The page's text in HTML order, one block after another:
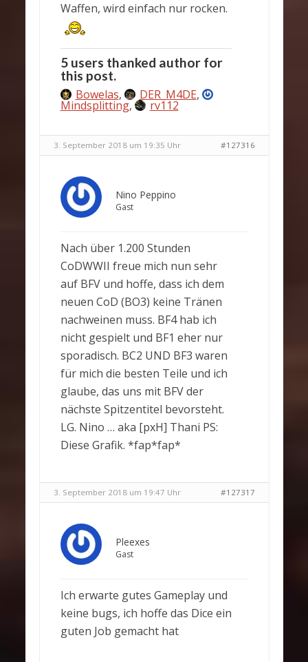
Waffen, wird einfach nur rocken.
5 users thanked author for
this post.
Bowelas, DER_M4DE,
Mindsplitting, rv112
3. September 2018 um 19:35 Uhr #127316
Nino Peppino
Gast
Nach über 1.200 Stunden
CoDWWII freue mich nun sehr
auf BFV und hoffe, dass ich dem
neuen CoD (BO3) keine Tränen
nachweinen muss. BF4 hab ich
nicht gespielt und BF1 eher nur
sporadisch. BC2 UND BF3 waren
für mich die besten Teile und ich
glaube, das uns mit BFV der
nächste Spitzentitel bevorsteht.
LG. Nino … aka [pxH] Thani PS:
Diese Grafik. *fap*fap*
3. September 2018 um 19:47 Uhr #127317
Pleexes
Gast
Ich erwarte gutes Gameplay und
keine bugs, ich hoffe das Dice ein
guten Job gemacht hat